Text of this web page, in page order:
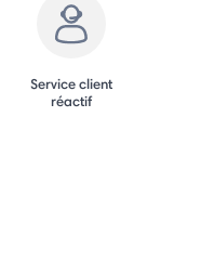
Service client
réactif